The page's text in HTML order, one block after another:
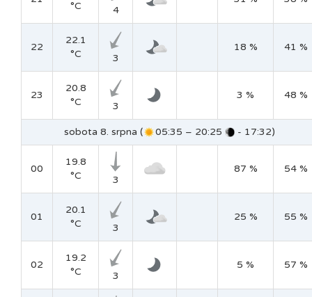
°C
4
22
22.1
°C
3
18 % 41 %
23
20.8
°C
3
3 % 48 %
sobota 8. srpna ( 05:35 – 20:25 - 17:32)
00
19.8
°C
3
87 % 54 %
01
20.1
°C
3
25 % 55 %
02
19.2
°C
3
5 % 57 %